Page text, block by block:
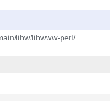
libw/libwww-perl/